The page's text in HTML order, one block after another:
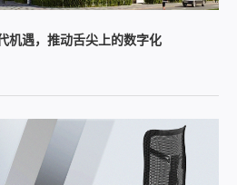
机遇，推动舌尖上的数字化